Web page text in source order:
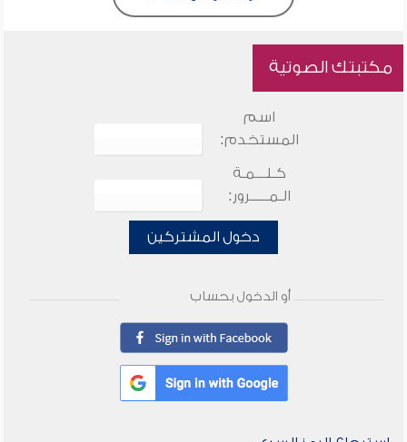
مكتبتك الصوتية
اسم
المستخدم:
كـلـــمـة
الـمـــــرور:
دخول المشتركين
أو الدخول بحساب